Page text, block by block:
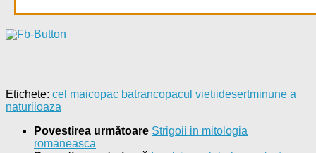
Etichete: cel maicopac batrancopacul vietiidesertminune a
naturiioaza
Povestirea următoare Strigoii in mitologia
romaneasca